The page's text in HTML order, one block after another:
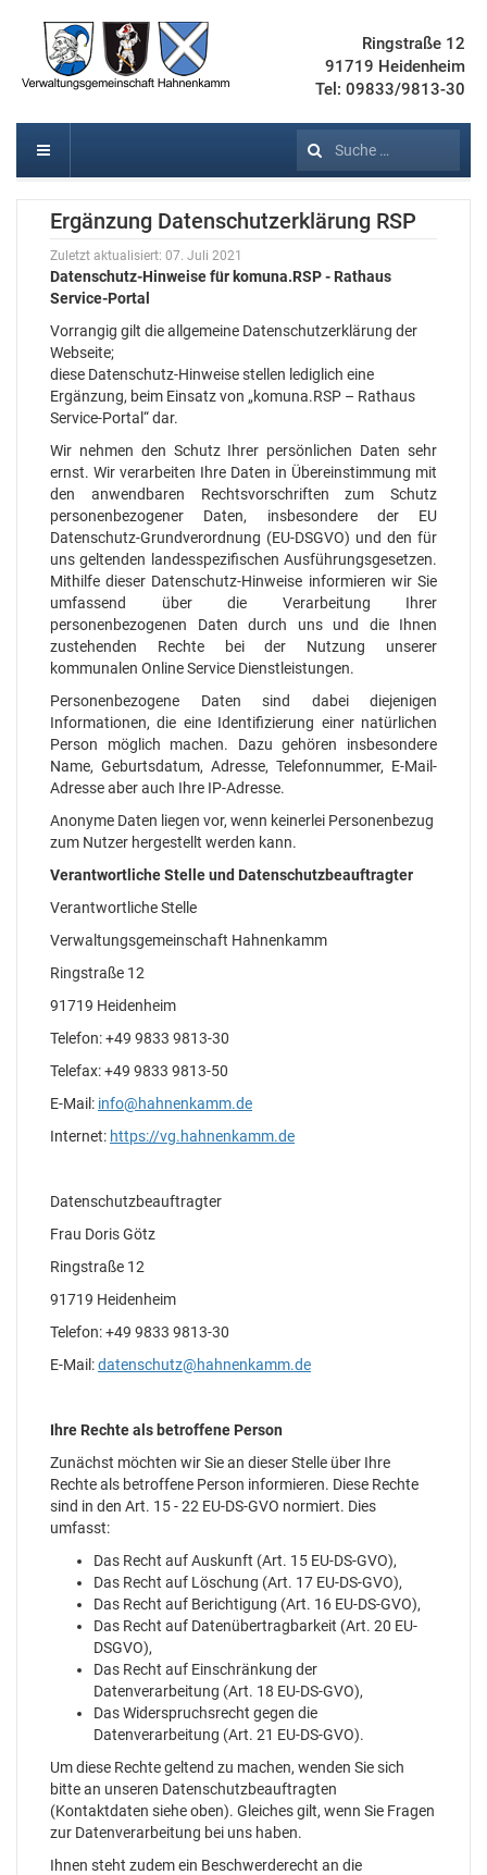
Ringstraße 12
91719 Heidenheim
Tel: 09833/9813-30
Suchen
Ergänzung Datenschutzerklärung RSP
Zuletzt aktualisiert: 07. Juli 2021
Datenschutz-Hinweise für komuna.RSP - Rathaus
Service-Portal
Vorrangig gilt die allgemeine Datenschutzerklärung der
Webseite;
diese Datenschutz-Hinweise stellen lediglich eine
Ergänzung, beim Einsatz von „komuna.RSP – Rathaus
Service-Portal“ dar.
Wir nehmen den Schutz Ihrer persönlichen Daten sehr
ernst. Wir verarbeiten Ihre Daten in Übereinstimmung mit
den anwendbaren Rechtsvorschriften zum Schutz
personenbezogener Daten, insbesondere der EU
Datenschutz-Grundverordnung (EU-DSGVO) und den für
uns geltenden landesspezifischen Ausführungsgesetzen.
Mithilfe dieser Datenschutz-Hinweise informieren wir Sie
umfassend über die Verarbeitung Ihrer
personenbezogenen Daten durch uns und die Ihnen
zustehenden Rechte bei der Nutzung unserer
kommunalen Online Service Dienstleistungen.
Personenbezogene Daten sind dabei diejenigen
Informationen, die eine Identifizierung einer natürlichen
Person möglich machen. Dazu gehören insbesondere
Name, Geburtsdatum, Adresse, Telefonnummer, E-Mail-
Adresse aber auch Ihre IP-Adresse.
Anonyme Daten liegen vor, wenn keinerlei Personenbezug
zum Nutzer hergestellt werden kann.
Verantwortliche Stelle und Datenschutzbeauftragter
Verantwortliche Stelle
Verwaltungsgemeinschaft Hahnenkamm
Ringstraße 12
91719 Heidenheim
Telefon: +49 9833 9813-30
Telefax: +49 9833 9813-50
E-Mail: info@hahnenkamm.de
Internet: https://vg.hahnenkamm.de
Datenschutzbeauftragter
Frau Doris Götz
Ringstraße 12
91719 Heidenheim
Telefon: +49 9833 9813-30
E-Mail:datenschutz@hahnenkamm.de
Ihre Rechte als betroffene Person
Zunächst möchten wir Sie an dieser Stelle über Ihre
Rechte als betroffene Person informieren. Diese Rechte
sind in den Art. 15 - 22 EU-DS-GVO normiert. Dies
umfasst:
Das Recht auf Auskunft (Art. 15 EU-DS-GVO),
Das Recht auf Löschung (Art. 17 EU-DS-GVO),
Das Recht auf Berichtigung (Art. 16 EU-DS-GVO),
Das Recht auf Datenübertragbarkeit (Art. 20 EU-
DSGVO),
Das Recht auf Einschränkung der
Datenverarbeitung (Art. 18 EU-DS-GVO),
Das Widerspruchsrecht gegen die
Datenverarbeitung (Art. 21 EU-DS-GVO).
Um diese Rechte geltend zu machen, wenden Sie sich
bitte an unseren Datenschutzbeauftragten
(Kontaktdaten siehe oben). Gleiches gilt, wenn Sie Fragen
zur Datenverarbeitung bei uns haben.
Ihnen steht zudem ein Beschwerderecht an die